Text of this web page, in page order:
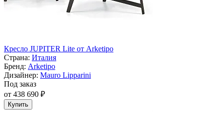
Кресло JUPITER Lite от Arketipo
Страна: Италия
Бренд: Arketipo
Дизайнер: Mauro Lipparini
Под заказ
от 438 690 ₽
Купить